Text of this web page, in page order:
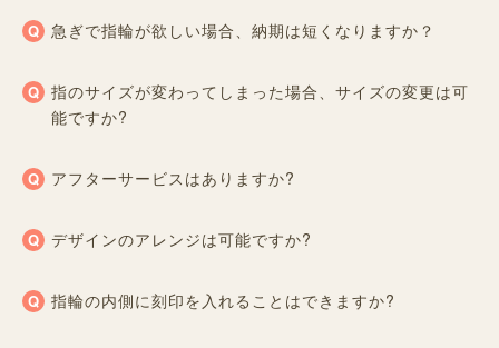
急ぎで指輪が欲しい場合、納期は短くなりますか？
指のサイズが変わってしまった場合、サイズの変更は可
能ですか?
アフターサービスはありますか?
デザインのアレンジは可能ですか?
指輪の内側に刻印を入れることはできますか?